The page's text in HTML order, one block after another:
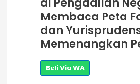
di Pengadilan
Membaca Peta
dan
Memenangkan
Beli Via WA